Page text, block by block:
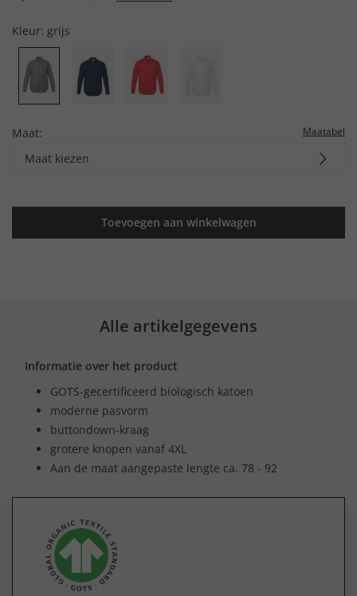
Kleur: grijs
Maat: Maatabel
Maat kiezen
Toevoegen aan winkelwagen
Alle artikelgegevens
Informatie over het product
GOTS-gecertificeerd biologisch katoen
moderne pasvorm
buttondown-kraag
grotere knopen vanaf 4XL
Aan de maat aangepaste lengte ca. 78 - 92